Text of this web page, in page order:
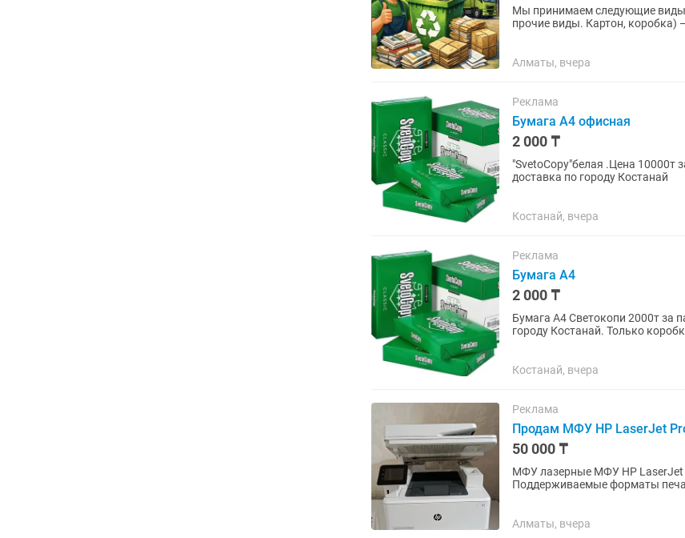
Мы принимаем следующие виды макулатуры: — картон до
прочие виды. Картон, коробка)
Алматы, вчера
Реклама
Бумага А4 офисная
2 000 ₸
"SvetoCopy"белая .Цена 10000т
доставка по городу Костанай
Костанай, вчера
Реклама
Бумага А4
2 000 ₸
Бумага А4 Светокопи 2000т за
городу Костанай. Только
Костанай, вчера
Реклама
Продам МФУ HP LaserJet
50 000 ₸
МФУ лазерные МФУ HP LaserJet Pro M426fdn (F6W17A). M 426dw Тип печати: Монохромный
Поддерживаемые форматы
Алматы, вчера